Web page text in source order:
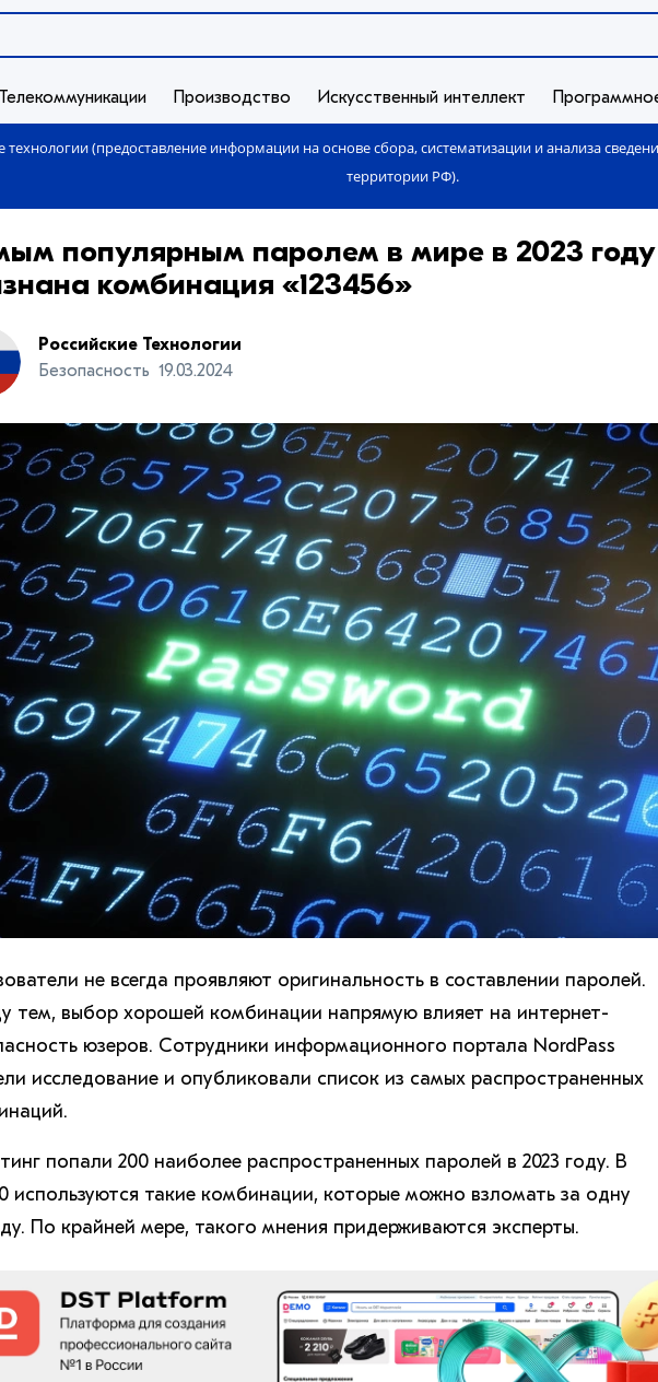
Телекоммуникации Производство Искусственный интеллект
(предоставление информации на основе сбора, систематизации и анализа
территории РФ).
популярным паролем в мире в 2023 году
комбинация «123456»
Российские Технологии
Безопасность 19.03.2024
не всегда проявляют оригинальность в составлении паролей.
тем, выбор хорошей комбинации напрямую влияет на интернет-
юзеров. Сотрудники информационного портала NordPass
исследование и опубликовали список из самых распространенных
попали 200 наиболее распространенных паролей в 2023 году. В
используются такие комбинации, которые можно взломать за одну
По крайней мере, такого мнения придерживаются эксперты.